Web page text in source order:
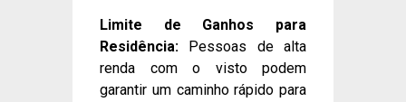
Limite de Ganhos para
Residência: Pessoas de alta
renda com o visto podem
garantir um caminho rápido para